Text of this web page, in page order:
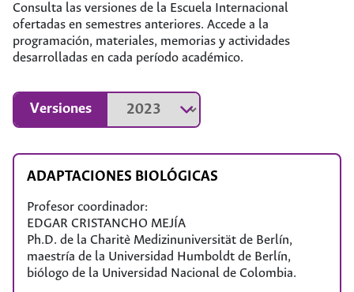
atención primaria, incluyendo las dimensiones
físicas, psicoespiritual, social y emocional del
cuidado del paciente.
Utilizar herramientas basadas en la evidencia para
síntomas.
Contar con herramientas de comunicación efectiva y
compasiva con pacientes, familias y miembros del
Reflexionar sobre los propios valores éticos,
culturales y espirituales y su influencia en las
Contar con herramientas para colaborar de forma
eficaz dentro del equipo interprofesional en la
coordinación de la prestación de cuidados paliativos
de alta calidad en todos los entornos sanitarios.
Identificar prácticas de comportamientos de auto
Consulta las versiones de la Escuela Internacional
ofertadas en semestres anteriores. Accede a la
programación, materiales, memorias y actividades
desarrolladas en cada período académico.
Versiones
ADAPTACIONES BIOLÓGICAS
Profesor coordinador:
EDGAR CRISTANCHO MEJÍA
Ph.D. de la Charitè Medizinuniversität de Berlín,
maestría de la Universidad Humboldt de Berlín,
biólogo de la Universidad Nacional de Colombia.